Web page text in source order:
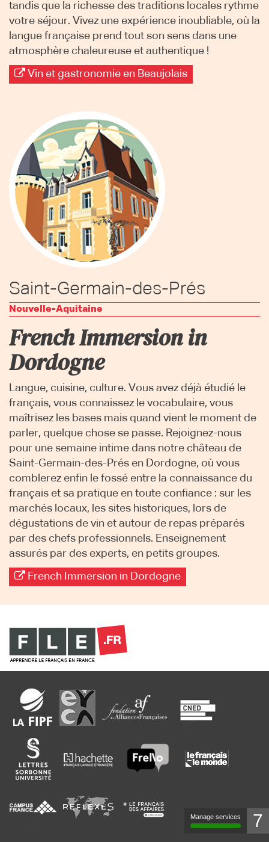
tandis que la richesse des traditions locales rythme
votre séjour. Vivez une expérience inoubliable, où la
langue française prend tout son sens dans une
atmosphère chaleureuse et authentique !
Vin et gastronomie en Beaujolais
Saint-Germain-des-Prés
Nouvelle-Aquitaine
French Immersion in
Dordogne
Langue, cuisine, culture. Vous avez déjà étudié le
français, vous connaissez le vocabulaire, vous
maîtrisez les bases mais quand vient le moment de
parler, quelque chose se passe. Rejoignez-nous
pour une semaine intime dans notre château de
Saint-Germain-des-Prés en Dordogne, où vous
comblerez enfin le fossé entre la connaissance du
français et sa pratique en toute confiance : sur les
marchés locaux, les sites historiques, lors de
dégustations de vin et autour de repas préparés
par des chefs professionnels. Enseignement
assurés par des experts, en petits groupes.
French Immersion in Dordogne
Manage services 7